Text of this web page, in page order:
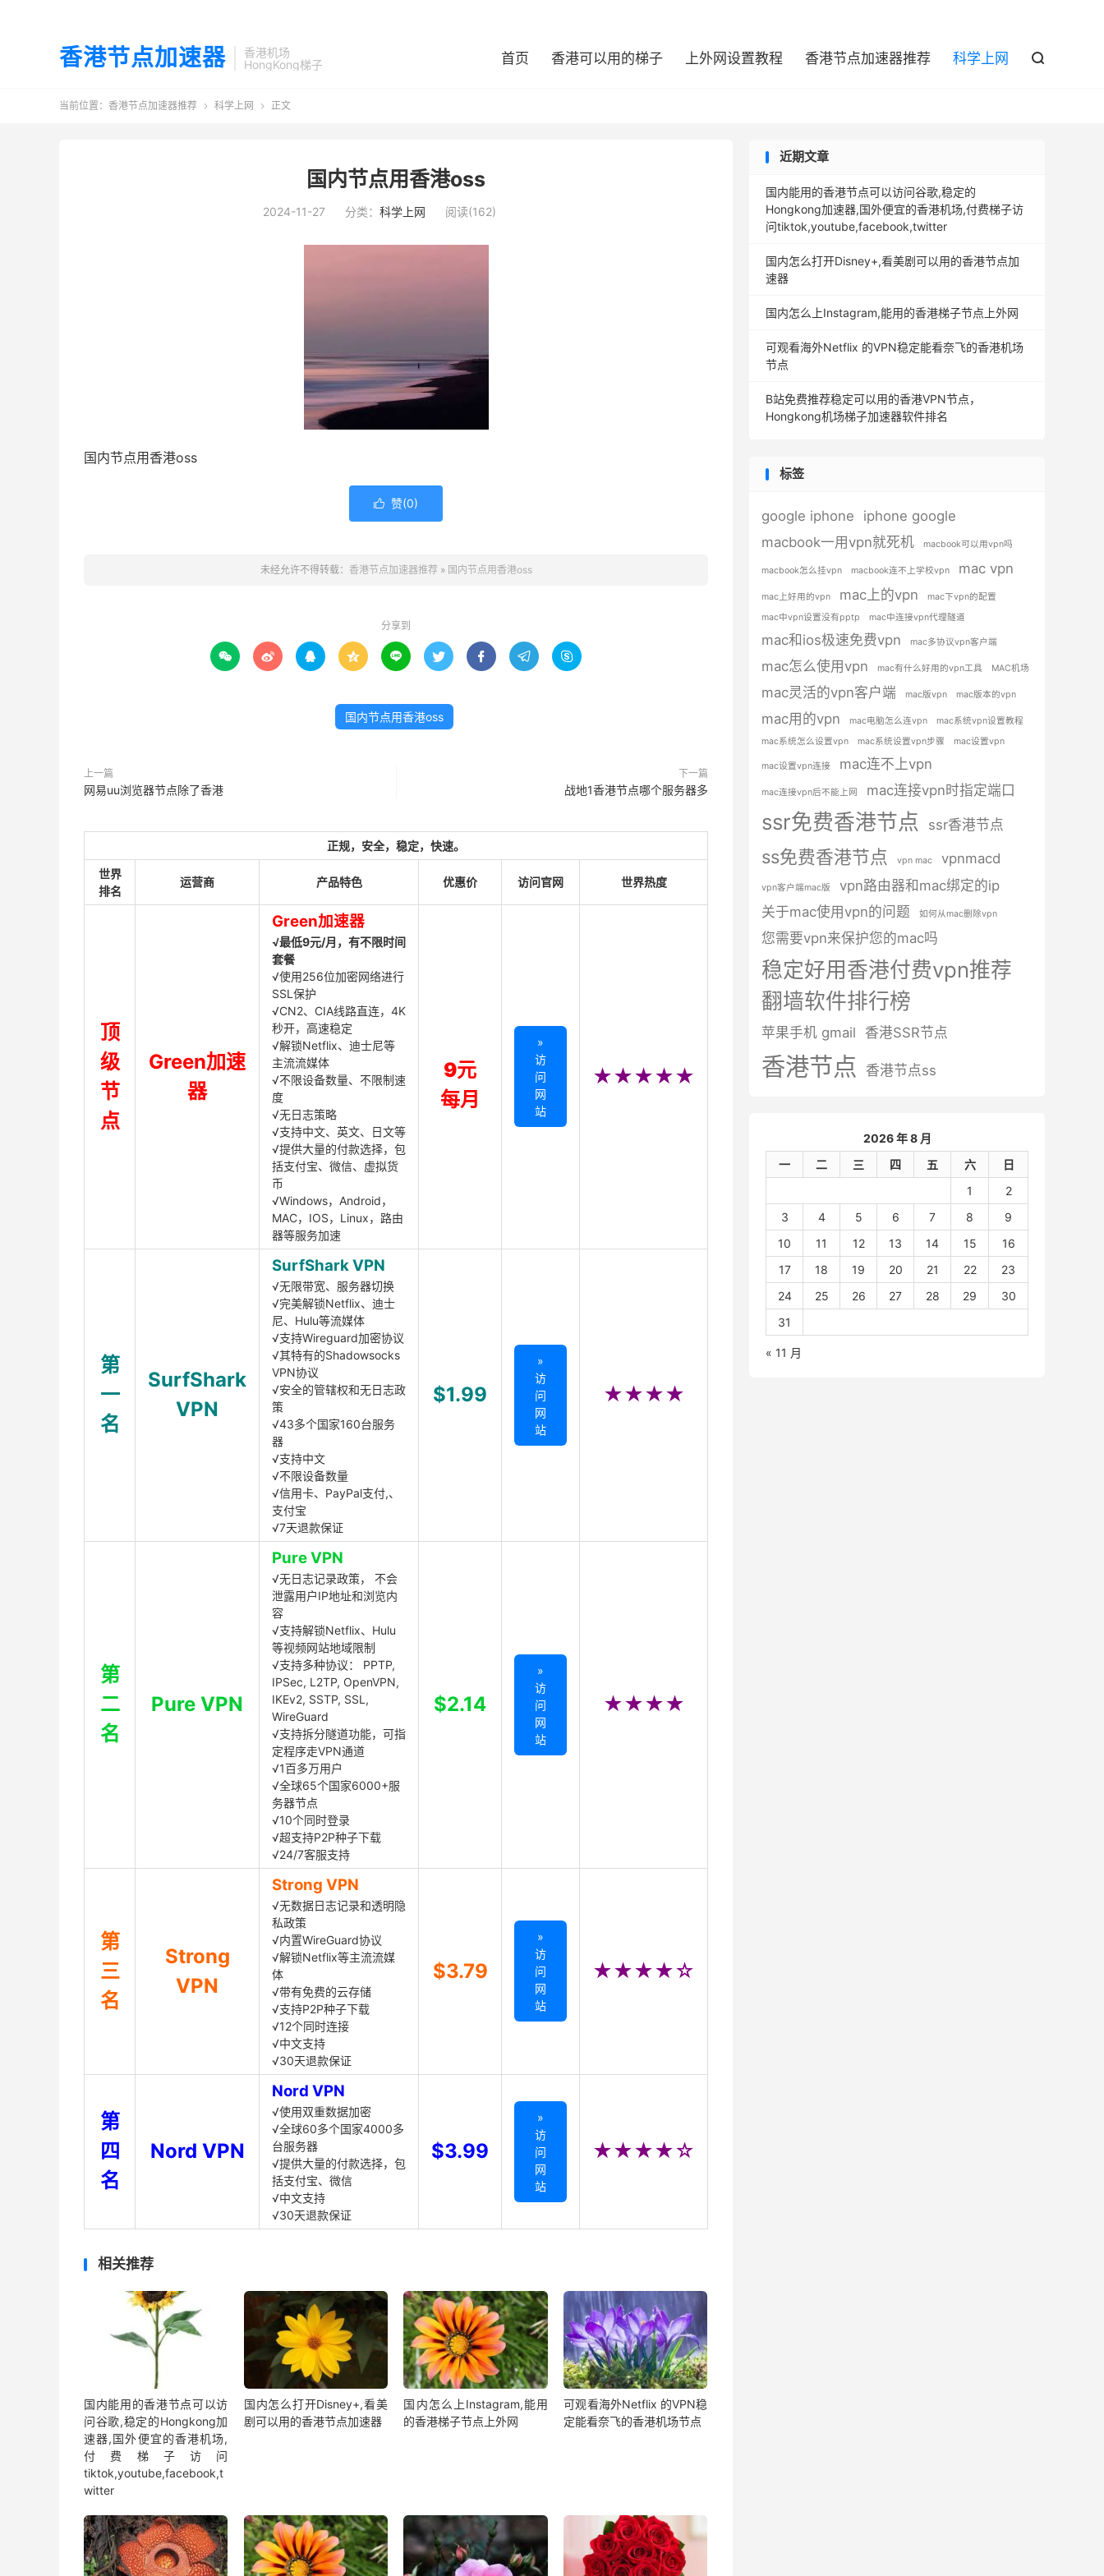
香港节点加速器
香港机场
HongKong梯子
首页 香港可以用的梯子 上外网设置教程 香港节点加速器推荐 科学上网 
当前位置： 香港节点加速器推荐  科学上网  正文
国内节点用香港oss
2024-11-27 分类： 科学上网 阅读(162)
国内节点用香港oss
 赞(0)
未经允许不得转载： 香港节点加速器推荐 » 国内节点用香港oss
分享到
        
国内节点用香港oss
上一篇
网易uu浏览器节点除了香港
下一篇
战地1香港节点哪个服务器多
正规，安全，稳定，快速。
世界
排名
运营商 产品特色 优惠价 访问官网 世界热度
顶
级
节
点
Green加速
器
Green加速器
√最低9元/月，有不限时间
套餐
√使用256位加密网络进行
SSL保护
√CN2、CIA线路直连，4K
秒开，高速稳定
√解锁Netflix、迪士尼等
主流流媒体
√不限设备数量、不限制速
度
√无日志策略
√支持中文、英文、日文等
√提供大量的付款选择，包
括支付宝、微信、虚拟货
币
√Windows，Android，
MAC，IOS，Linux，路由
器等服务加速
9元
每月
»
访
问
网
站
★★★★★
第
一
名
SurfShark
VPN
SurfShark VPN
√无限带宽、服务器切换
√完美解锁Netflix、迪士
尼、Hulu等流媒体
√支持Wireguard加密协议
√其特有的Shadowsocks
VPN协议
√安全的管辖权和无日志政
策
√43多个国家160台服务
器
√支持中文
√不限设备数量
√信用卡、PayPal支付,、
支付宝
√7天退款保证
$1.99
»
访
问
网
站
★★★★
第
二
名
Pure VPN
Pure VPN
√无日志记录政策， 不会
泄露用户IP地址和浏览内
容
√支持解锁Netflix、Hulu
等视频网站地域限制
√支持多种协议： PPTP,
IPSec, L2TP, OpenVPN,
IKEv2, SSTP, SSL,
WireGuard
√支持拆分隧道功能，可指
定程序走VPN通道
√1百多万用户
√全球65个国家6000+服
务器节点
√10个同时登录
√超支持P2P种子下载
√24/7客服支持
$2.14
»
访
问
网
站
★★★★
第
三
名
Strong
VPN
Strong VPN
√无数据日志记录和透明隐
私政策
√内置WireGuard协议
√解锁Netflix等主流流媒
体
√带有免费的云存储
√支持P2P种子下载
√12个同时连接
√中文支持
√30天退款保证
$3.79
»
访
问
网
站
★★★★☆
第
四
名
Nord VPN
Nord VPN
√使用双重数据加密
√全球60多个国家4000多
台服务器
√提供大量的付款选择，包
括支付宝、微信
√中文支持
√30天退款保证
$3.99
»
访
问
网
站
★★★★☆
相关推荐
国内能用的香港节点可以访
问谷歌,稳定的Hongkong加
速器,国外便宜的香港机场,
付费梯子访问
tiktok,youtube,facebook,t
witter
国内怎么打开Disney+,看美
剧可以用的香港节点加速器
国内怎么上Instagram,能用
的香港梯子节点上外网
可观看海外Netflix 的VPN稳
定能看奈飞的香港机场节点
近期文章
国内能用的香港节点可以访问谷歌,稳定的
Hongkong加速器,国外便宜的香港机场,付费梯子访
问tiktok,youtube,facebook,twitter
国内怎么打开Disney+,看美剧可以用的香港节点加
速器
国内怎么上Instagram,能用的香港梯子节点上外网
可观看海外Netflix 的VPN稳定能看奈飞的香港机场
节点
B站免费推荐稳定可以用的香港VPN节点，
Hongkong机场梯子加速器软件排名
标签
google iphone
iphone google
macbook一用vpn就死机
macbook可以用vpn吗
macbook怎么挂vpn macbook连不上学校vpn mac vpn
mac上好用的vpn mac上的vpn
mac下vpn的配置
mac中vpn设置没有pptp
mac中连接vpn代理隧道
mac和ios极速免费vpn mac多协议vpn客户端
mac怎么使用vpn mac有什么好用的vpn工具 MAC机场
mac灵活的vpn客户端 mac版vpn mac版本的vpn
mac用的vpn mac电脑怎么连vpn
mac系统vpn设置教程
mac系统怎么设置vpn
mac系统设置vpn步骤 mac设置vpn
mac设置vpn连接 mac连不上vpn
mac连接vpn后不能上网 mac连接vpn时指定端口
ssr免费香港节点 ssr香港节点
ss免费香港节点 vpn mac vpnmacd
vpn客户端mac版
vpn路由器和mac绑定的ip
关于mac使用vpn的问题
如何从mac删除vpn
您需要vpn来保护您的mac吗
稳定好用香港付费vpn推荐
翻墙软件排行榜
苹果手机 gmail 香港SSR节点
香港节点 香港节点ss
2026 年 8 月
一
二 三 四 五 六
日
1
2
3
4 5 6 7 8
9
10
11 12 13 14 15
16
17
18 19 20 21 22
23
24
25 26 27 28 29
30
31
« 11 月